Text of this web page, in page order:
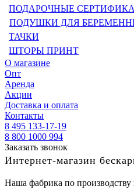
ПОДАРОЧНЫЕ
ПОДУШКИ ДЛЯ
ТАЧКИ
ШТОРЫ ПРИНТ
О магазине
Опт
Аренда
Акции
Доставка и оплата
Контакты
8 495 133-17-19
8 800 1000 994
Заказать звонок
Интернет-магазин
Наша фабрика по